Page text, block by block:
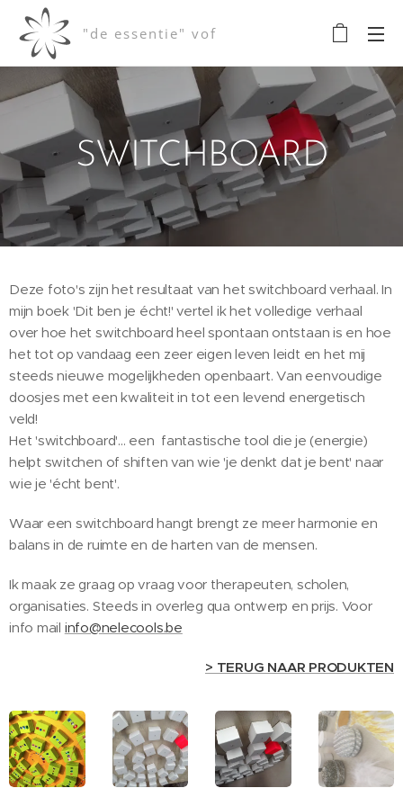
"de essentie" vof
SWITCHBOARD
Deze foto's zijn het resultaat van het switchboard verhaal. In
mijn boek 'Dit ben je écht!' vertel ik het volledige verhaal
over hoe het switchboard heel spontaan ontstaan is en hoe
het tot op vandaag een zeer eigen leven leidt en het mij
steeds nieuwe mogelijkheden openbaart. Van eenvoudige
doosjes met een kwaliteit in tot een levend energetisch
veld!
Het 'switchboard'... een fantastische tool die je (energie)
helpt switchen of shiften van wie 'je denkt dat je bent' naar
wie je 'écht bent'.
Waar een switchboard hangt brengt ze meer harmonie en
balans in de ruimte en de harten van de mensen.
Ik maak ze graag op vraag voor therapeuten, scholen,
organisaties. Steeds in overleg qua ontwerp en prijs. Voor
info mail info@nelecools.be
> TERUG NAAR PRODUKTEN